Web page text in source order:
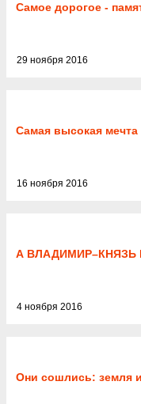
Самое дорогое -
29 ноября 2016
Самая высокая мечта
16 ноября 2016
А ВЛАДИМИР–КНЯЗЬ
4 ноября 2016
Они сошлись: земля